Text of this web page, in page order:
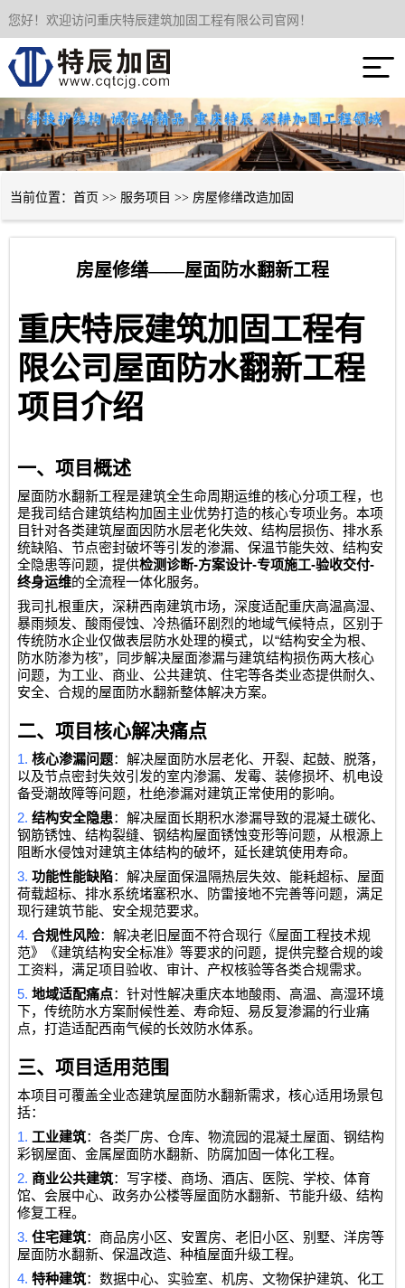
您好！欢迎访问重庆特辰建筑加固工程有限公司官网！

网站首页
服务项目
联系我们
当前位置： 首页 >> 服务项目 >> 房屋修缮改造加固
房屋修缮——屋面防水翻新工程
重庆特辰建筑加固工程有
限公司屋面防水翻新工程
项目介绍
一、项目概述
屋面防水翻新工程是建筑全生命周期运维的核心分项工程，也
是我司结合建筑结构加固主业优势打造的核心专项业务。本项
目针对各类建筑屋面因防水层老化失效、结构层损伤、排水系
统缺陷、节点密封破坏等引发的渗漏、保温节能失效、结构安
全隐患等问题，提供检测诊断-方案设计-专项施工-验收交付-
终身运维的全流程一体化服务。
我司扎根重庆，深耕西南建筑市场，深度适配重庆高温高湿、
暴雨频发、酸雨侵蚀、冷热循环剧烈的地域气候特点，区别于
传统防水企业仅做表层防水处理的模式，以“结构安全为根、
防水防渗为核”，同步解决屋面渗漏与建筑结构损伤两大核心
问题，为工业、商业、公共建筑、住宅等各类业态提供耐久、
安全、合规的屋面防水翻新整体解决方案。
二、项目核心解决痛点
1.核心渗漏问题：解决屋面防水层老化、开裂、起鼓、脱落，
以及节点密封失效引发的室内渗漏、发霉、装修损坏、机电设
备受潮故障等问题，杜绝渗漏对建筑正常使用的影响。
2.结构安全隐患：解决屋面长期积水渗漏导致的混凝土碳化、
钢筋锈蚀、结构裂缝、钢结构屋面锈蚀变形等问题，从根源上
阻断水侵蚀对建筑主体结构的破坏，延长建筑使用寿命。
3.功能性能缺陷：解决屋面保温隔热层失效、能耗超标、屋面
荷载超标、排水系统堵塞积水、防雷接地不完善等问题，满足
现行建筑节能、安全规范要求。
4.合规性风险：解决老旧屋面不符合现行《屋面工程技术规
范》《建筑结构安全标准》等要求的问题，提供完整合规的竣
工资料，满足项目验收、审计、产权核验等各类合规需求。
5.地域适配痛点：针对性解决重庆本地酸雨、高温、高湿环境
下，传统防水方案耐候性差、寿命短、易反复渗漏的行业痛
点，打造适配西南气候的长效防水体系。
三、项目适用范围
本项目可覆盖全业态建筑屋面防水翻新需求，核心适用场景包
括：
1.工业建筑：各类厂房、仓库、物流园的混凝土屋面、钢结构
彩钢屋面、金属屋面防水翻新、防腐加固一体化工程。
2. 商业公共建筑：写字楼、商场、酒店、医院、学校、体育
馆、会展中心、政务办公楼等屋面防水翻新、节能升级、结构
修复工程。
3.住宅建筑：商品房小区、安置房、老旧小区、别墅、洋房等
屋面防水翻新、保温改造、种植屋面升级工程。
4.特种建筑：数据中心、实验室、机房、文物保护建筑、化工